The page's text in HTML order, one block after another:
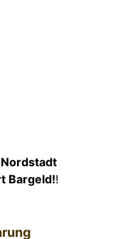
Bargeld!!